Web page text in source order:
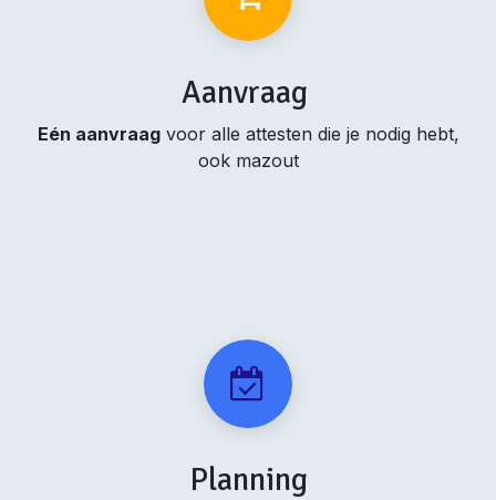
Aanvraag
Eén aanvraagvoor alle attesten die je nodig hebt,
ook mazout
Planning